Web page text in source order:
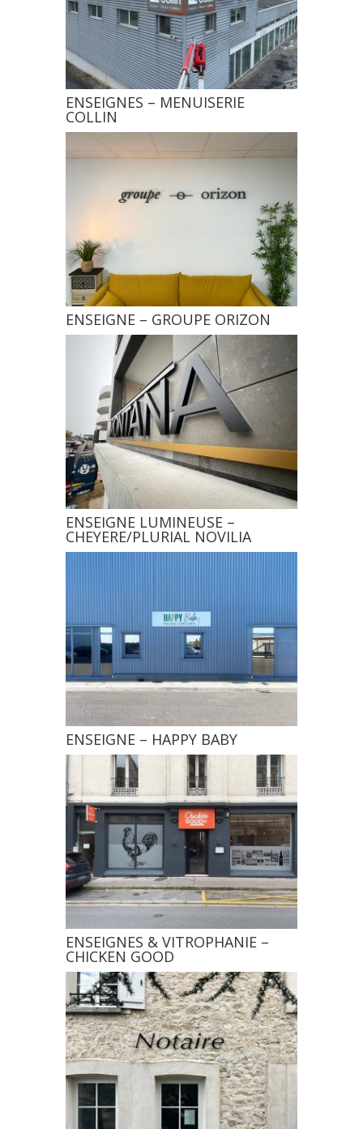
ENSEIGNES – MENUISERIE
COLLIN
ENSEIGNE – GROUPE ORIZON
ENSEIGNE LUMINEUSE –
CHEYERE/PLURIAL NOVILIA
ENSEIGNE – HAPPY BABY
ENSEIGNES & VITROPHANIE –
CHICKEN GOOD